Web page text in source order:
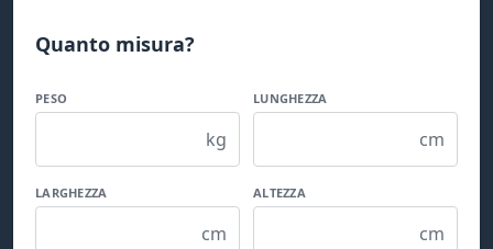
Quanto misura?
PESO
kg
LUNGHEZZA
cm
LARGHEZZA
cm
ALTEZZA
cm